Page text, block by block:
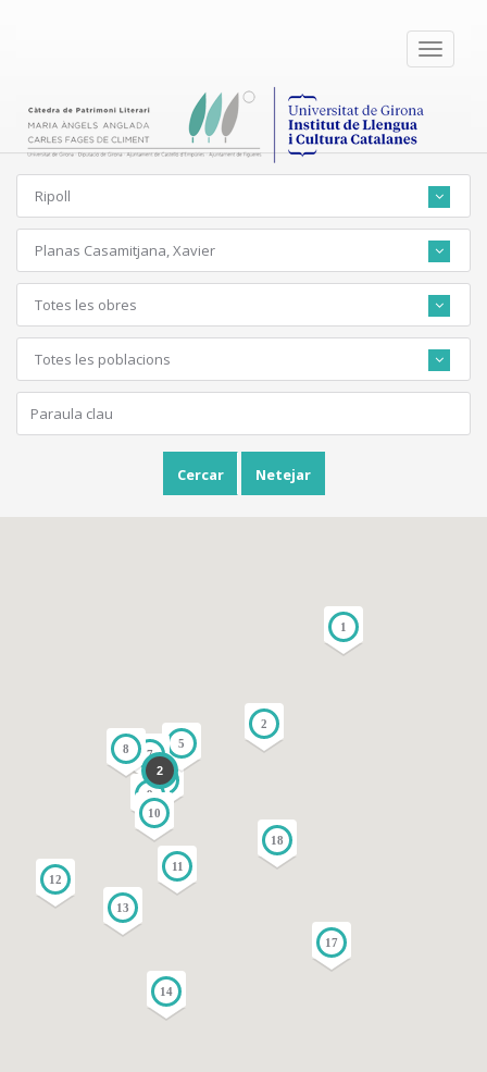
Toggle
Ripoll
Planas Casamitjana, Xavier
Totes les obres
Totes les poblacions
Cercar Netejar
1
2
3
5
7
8
9
10
11
12
13
14
17
18
2